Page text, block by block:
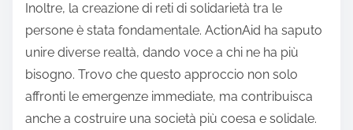
Inoltre, la creazione di reti di solidarietà tra le
persone è stata fondamentale. ActionAid ha saputo
unire diverse realtà, dando voce a chi ne ha più
bisogno. Trovo che questo approccio non solo
affronti le emergenze immediate, ma contribuisca
anche a costruire una società più coesa e solidale.